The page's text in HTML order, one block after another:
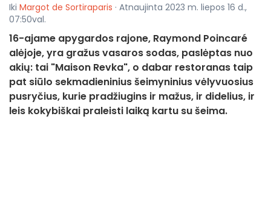
Iki Margot de Sortiraparis · Atnaujinta 2023 m. liepos 16 d.,
07:50val.
16-ajame apygardos rajone, Raymond Poincaré
alėjoje, yra gražus vasaros sodas, paslėptas nuo
akių: tai "Maison Revka", o dabar restoranas taip
pat siūlo sekmadieninius šeimyninius vėlyvuosius
pusryčius, kurie pradžiugins ir mažus, ir didelius, ir
leis kokybiškai praleisti laiką kartu su šeima.